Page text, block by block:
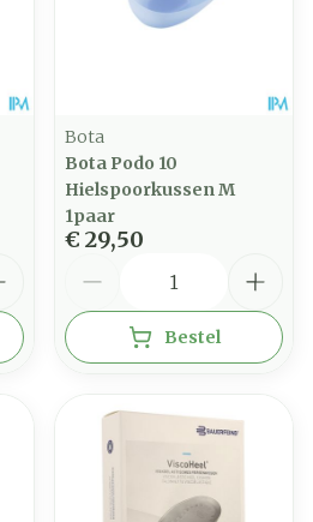
Bota
Bota Podo 10
Hielspoorkussen M
1paar
€ 29,50
Bestel